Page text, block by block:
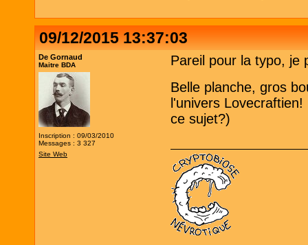
09/12/2015 13:37:03
De Gornaud
Maitre BDA
Inscription : 09/03/2010
Messages : 3 327
Site Web
Pareil pour la typo, je
Belle planche, gros
l'univers
ce sujet?)